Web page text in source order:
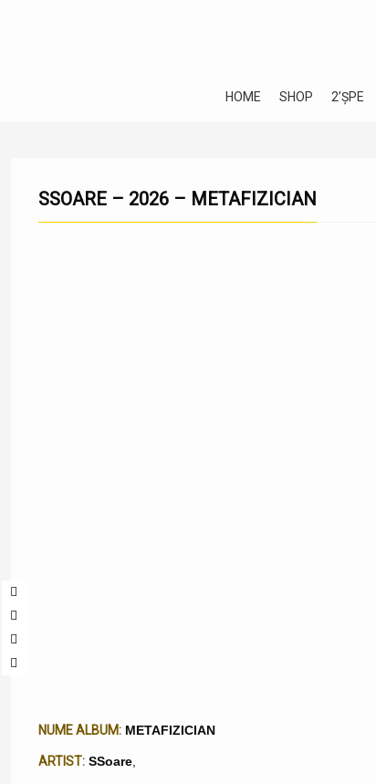
HOME SHOP 2’ȘPE
SSOARE – 2026 – METAFIZICIAN
NUME ALBUM: METAFIZICIAN
ARTIST: SSoare